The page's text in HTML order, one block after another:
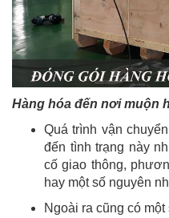
Hàng hóa đến nơi muộn
Quá trình vận
đến tình trạng này
cố giao thông,
hay một số nguyên
Ngoài ra cũng có